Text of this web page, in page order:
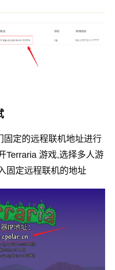
固定的远程联机地址进行
Terraria 游戏,选择多人游
固定远程联机的地址